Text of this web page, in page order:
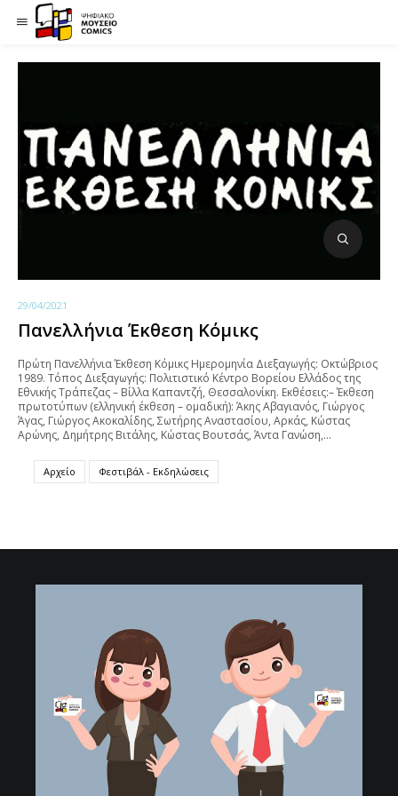
29/04/2021
Πανελλήνια Έκθεση Κόμικς
Πρώτη Πανελλήνια Έκθεση Κόμικς Ημερομηνία Διεξαγωγής: Οκτώβριος
1989. Τόπος Διεξαγωγής: Πολιτιστικό Κέντρο Βορείου Ελλάδος της
Εθνικής Τράπεζας – Βίλλα Καπαντζή, Θεσσαλονίκη. Εκθέσεις:– Έκθεση
πρωτοτύπων (ελληνική έκθεση – ομαδική): Άκης Αβαγιανός, Γιώργος
Άγας, Γιώργος Ακοκαλίδης, Σωτήρης Αναστασίου, Αρκάς, Κώστας
Αρώνης, Δημήτρης Βιτάλης, Κώστας Βουτσάς, Άντα Γανώση,…
Αρχείο Φεστιβάλ - Εκδηλώσεις